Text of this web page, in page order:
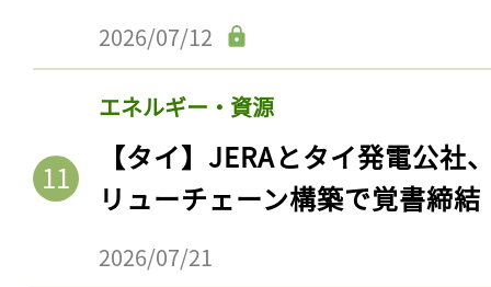
2026/07/12
エネルギー・資源
【タイ】JERAとタイ発電公社
リューチェーン構築で覚書締結
2026/07/21